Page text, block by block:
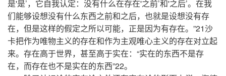
是'是’，它自我认定：没有什么在存在'之前’和'之后’。在我
们能够设想没有什么东西之前和之后，也就是设想没有存
在，但是这样的假定之所以可能，正是因为有存在。”21沙
卡把作为唯物主义的存在和作为主观唯心主义的存在对立起
来。存在高于世界，甚至高于实在：“实在的东西不是存
在，而存在也不是实在的东西”22。